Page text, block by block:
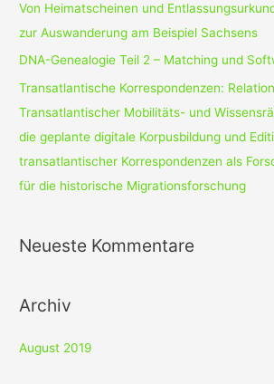
Von Heimatscheinen und
zur Auswanderung am Beispiel Sachsens
DNA-Genealogie Teil 2 – Matching und
Transatlantische Korrespondenzen:
Transatlantischer Mobilitäts- und
die geplante digitale Korpusbildung und
transatlantischer Korrespondenzen als
für die historische Migrationsforschung
Neueste Kommentare
Archiv
August 2019